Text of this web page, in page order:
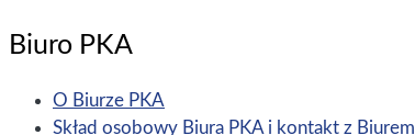
Biuro PKA
O Biurze PKA
Skład osobowy Biura PKA i kontakt z Biurem